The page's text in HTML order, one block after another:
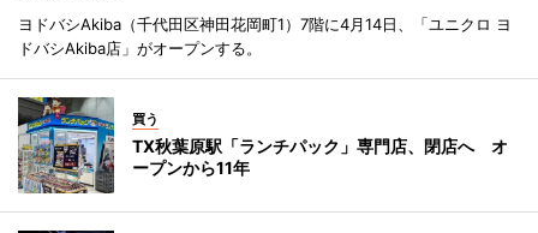
ヨドバシAkiba（千代田区神田花岡町1）7階に4月14日、「ユニクロ ヨ
ドバシAkiba店」がオープンする。
買う
TX秋葉原駅「ランチパック」専門店、閉店へ オ
ープンから11年